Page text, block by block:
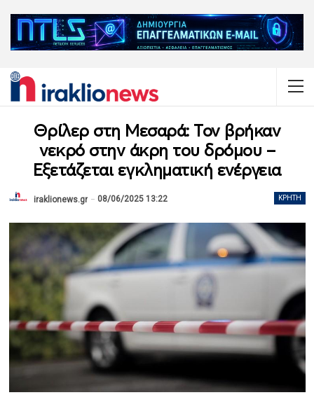
Θρίλερ στη Μεσαρά: Τον βρήκαν
νεκρό στην άκρη του δρόμου –
Εξετάζεται εγκληματική ενέργεια
ΚΡΉΤΗ
iraklionews.gr 08/06/2025 13:22